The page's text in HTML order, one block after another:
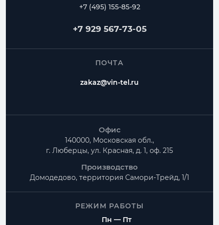
+7 (495) 155-85-92
+7 929 567-73-05
ПОЧТА
zakaz@vin-tel.ru
Офис
140000, Московская обл.,
г. Люберцы, ул. Красная, д. 1, оф. 215
Производство
Домодедово, территория Самори-Трейд, 1/1
РЕЖИМ РАБОТЫ
Пн — Пт